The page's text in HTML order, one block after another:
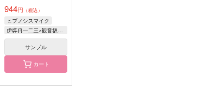
944円 （税込）
ヒプノシスマイク
伊弉冉一二三×観音坂独歩
サンプル
カート